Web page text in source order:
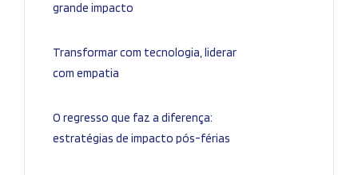
grande impacto
Transformar com tecnologia, liderar
com empatia
O regresso que faz a diferença:
estratégias de impacto pós-férias